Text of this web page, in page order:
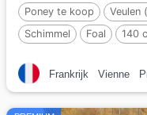
Poney te koop Veulen
Schimmel
Foal 140
Frankrijk Vienne